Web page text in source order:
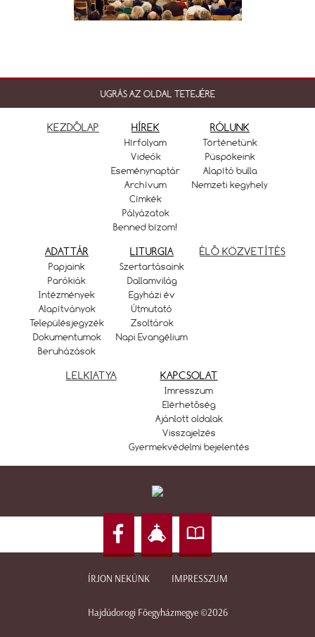
UGRÁS AZ OLDAL TETEJÉRE
KEZDŐLAP HÍREK
Hírfolyam
Videók
Eseménynaptár
Archívum
Címkék
Pályázatok
Benned bízom!
RÓLUNK
Történetünk
Püspökeink
Alapító bulla
Nemzeti kegyhely
ADATTÁR
Papjaink
Parókiák
Intézmények
Alapítványok
Településjegyzék
Dokumentumok
Beruházások
LITURGIA
Szertartásaink
Dallamvilág
Egyházi év
Útmutató
Zsoltárok
Napi Evangélium
ÉLŐ KÖZVETÍTÉS
LELKIATYA KAPCSOLAT
Imresszum
Elérhetőség
Ajánlott oldalak
Visszajelzés
Gyermekvédelmi bejelentés
ÍRJON NEKÜNK IMPRESSZUM
Hajdúdorogi Főegyházmegye ©2026